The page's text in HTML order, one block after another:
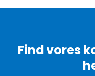
Find vores